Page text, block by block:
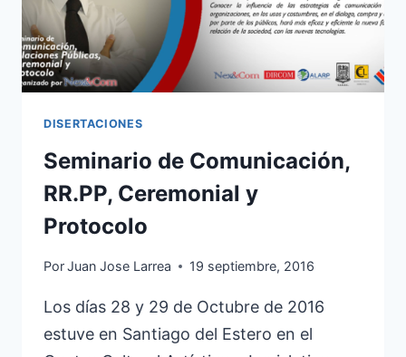
DISERTACIONES
Seminario de Comunicación,
RR.PP, Ceremonial y
Protocolo
PorJuan Jose Larrea 19 septiembre, 2016
Los días 28 y 29 de Octubre de 2016
estuve en Santiago del Estero en el